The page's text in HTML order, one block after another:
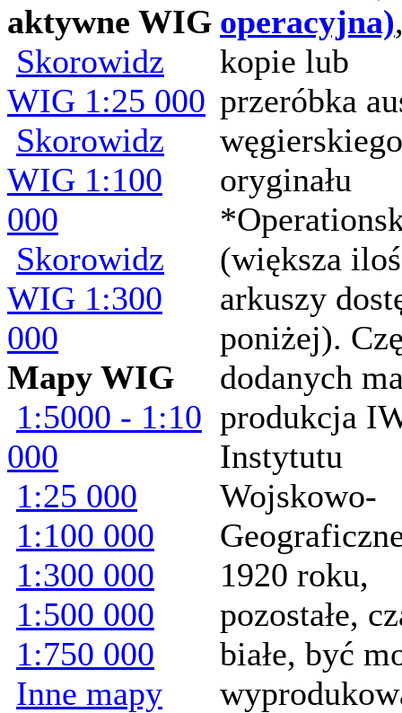
aktywne WIG
Skorowidz
WIG 1:25 000
Skorowidz
WIG 1:100
000
Skorowidz
WIG 1:300
000
Mapy WIG
1:5000 - 1:10
000
1:25 000
1:100 000
1:300 000
1:500 000
1:750 000
Inne mapy
operacyjna)
kopie lub
przeróbka
węgierskiego
oryginału
(większa
arkuszy
poniżej).
dodanych
produkcja
Instytutu
Wojskowo-
1920 roku,
pozostałe,
białe, być